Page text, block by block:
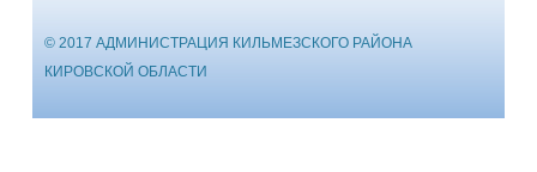
© 2017 АДМИНИСТРАЦИЯ КИЛЬМЕЗСКОГО РАЙОНА
КИРОВСКОЙ ОБЛАСТИ